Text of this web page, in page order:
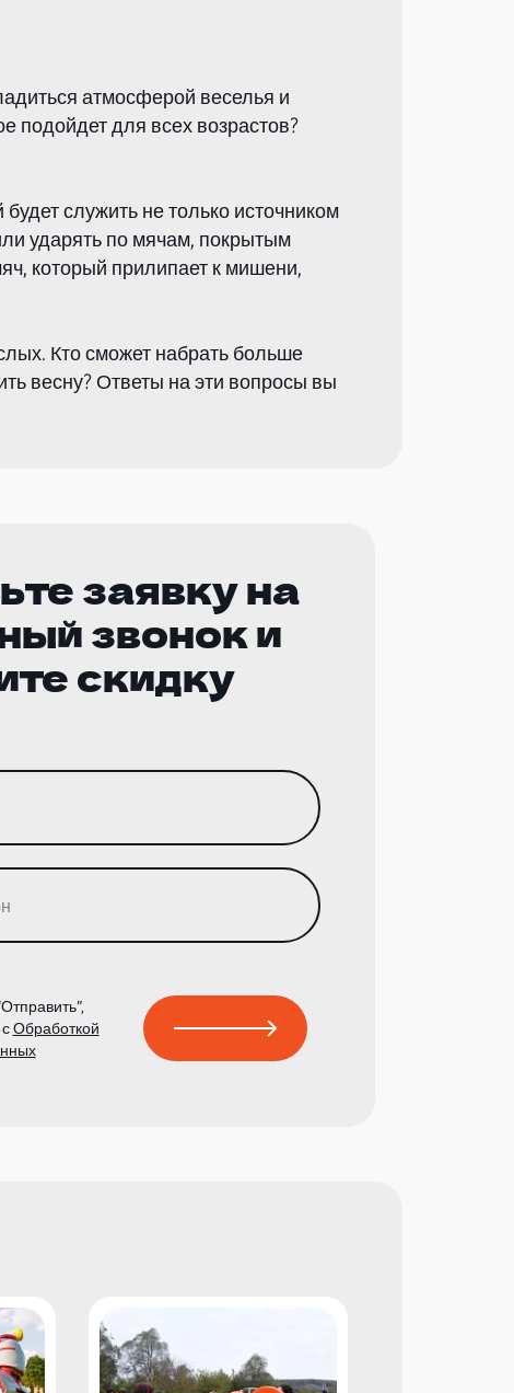
атмосферой веселья и
подойдет для всех возрастов?
служить не только источником
ударять по мячам, покрытым
который прилипает к мишени,
Кто сможет набрать больше
весну? Ответы на эти вопросы вы
заявку на
звонок и
скидку
Обработкой